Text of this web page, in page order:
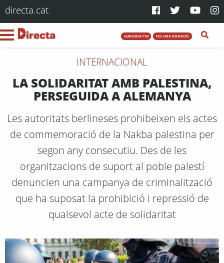
directa.cat
SUBSCRIU-T'HI FES UNA DONACIÓ
INTERNACIONAL
LA SOLIDARITAT AMB PALESTINA,
PERSEGUIDA A ALEMANYA
Les autoritats berlineses prohibeixen els actes
de commemoració de la Nakba palestina per
segon any consecutiu. Des de les
organitzacions de suport al poble palestí
denuncien una campanya de criminalització
que ha suposat la prohibició i repressió de
qualsevol acte de solidaritat